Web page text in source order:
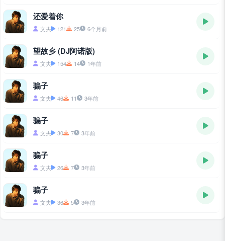
还爱着你
文夫 121 25 6个月前
望故乡 (DJ阿诺版)
文夫 154 14 1年前
骗子
文夫 46 11 3年前
骗子
文夫 30 7 3年前
骗子
文夫 26 7 3年前
骗子
文夫 36 5 3年前